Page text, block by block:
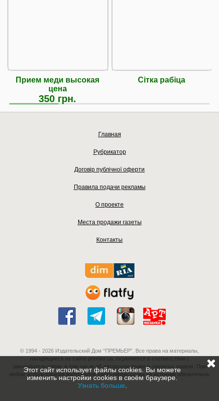
Прием меди высокая
цена
350 грн.
Сітка рабіца
Главная
Рубрикатор
Договір публічної оферти
Правила подачи рекламы
О проекте
Места продажи газеты
Контакты
© 1994 - 2026 Издательский Дом “ПРЕМЬЕР”. Все права на материалы,
находящиеся на сайте premier.ua, охраняются в соответствии с
законодательством, в том числе об авторском праве и смежных правах. При
любом использовании материалов сайта гиперссылка на источник обязательна.
Этот сайт использует файлы cookies. Вы можете
изменить настройки cookies в своём браузере.
Узнать больше